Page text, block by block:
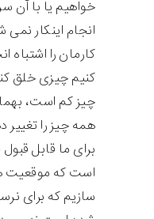
خواهیم یا با آن
انجام اینکار
کارمان را
کنیم چیزی خلق
چیز کم است،
همه چیز را
برای ما قابل
است که موقعیت
سازیم که برای